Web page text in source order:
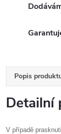
Popis
Detailní
V případě